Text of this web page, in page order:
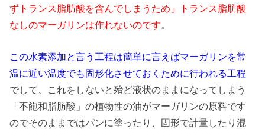
ずトランス脂肪酸を含んでしまうため」トランス脂肪酸
なしのマーガリンは作れないのです。
この水素添加と言う工程は簡単に言えばマーガリンを常
温に近い温度でも固形化させておくために行われる工程
でして、これをしないと殆ど液状のままになってしまう
「不飽和脂肪酸」の植物性の油がマーガリンの原料です
のでそのままではパンに塗ったり、固形で計量したり混